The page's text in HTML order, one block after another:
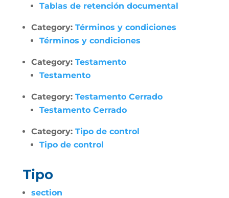
Tablas de retención documental
Category: Términos y condiciones
Términos y condiciones
Category: Testamento
Testamento
Category: Testamento Cerrado
Testamento Cerrado
Category: Tipo de control
Tipo de control
Tipo
section